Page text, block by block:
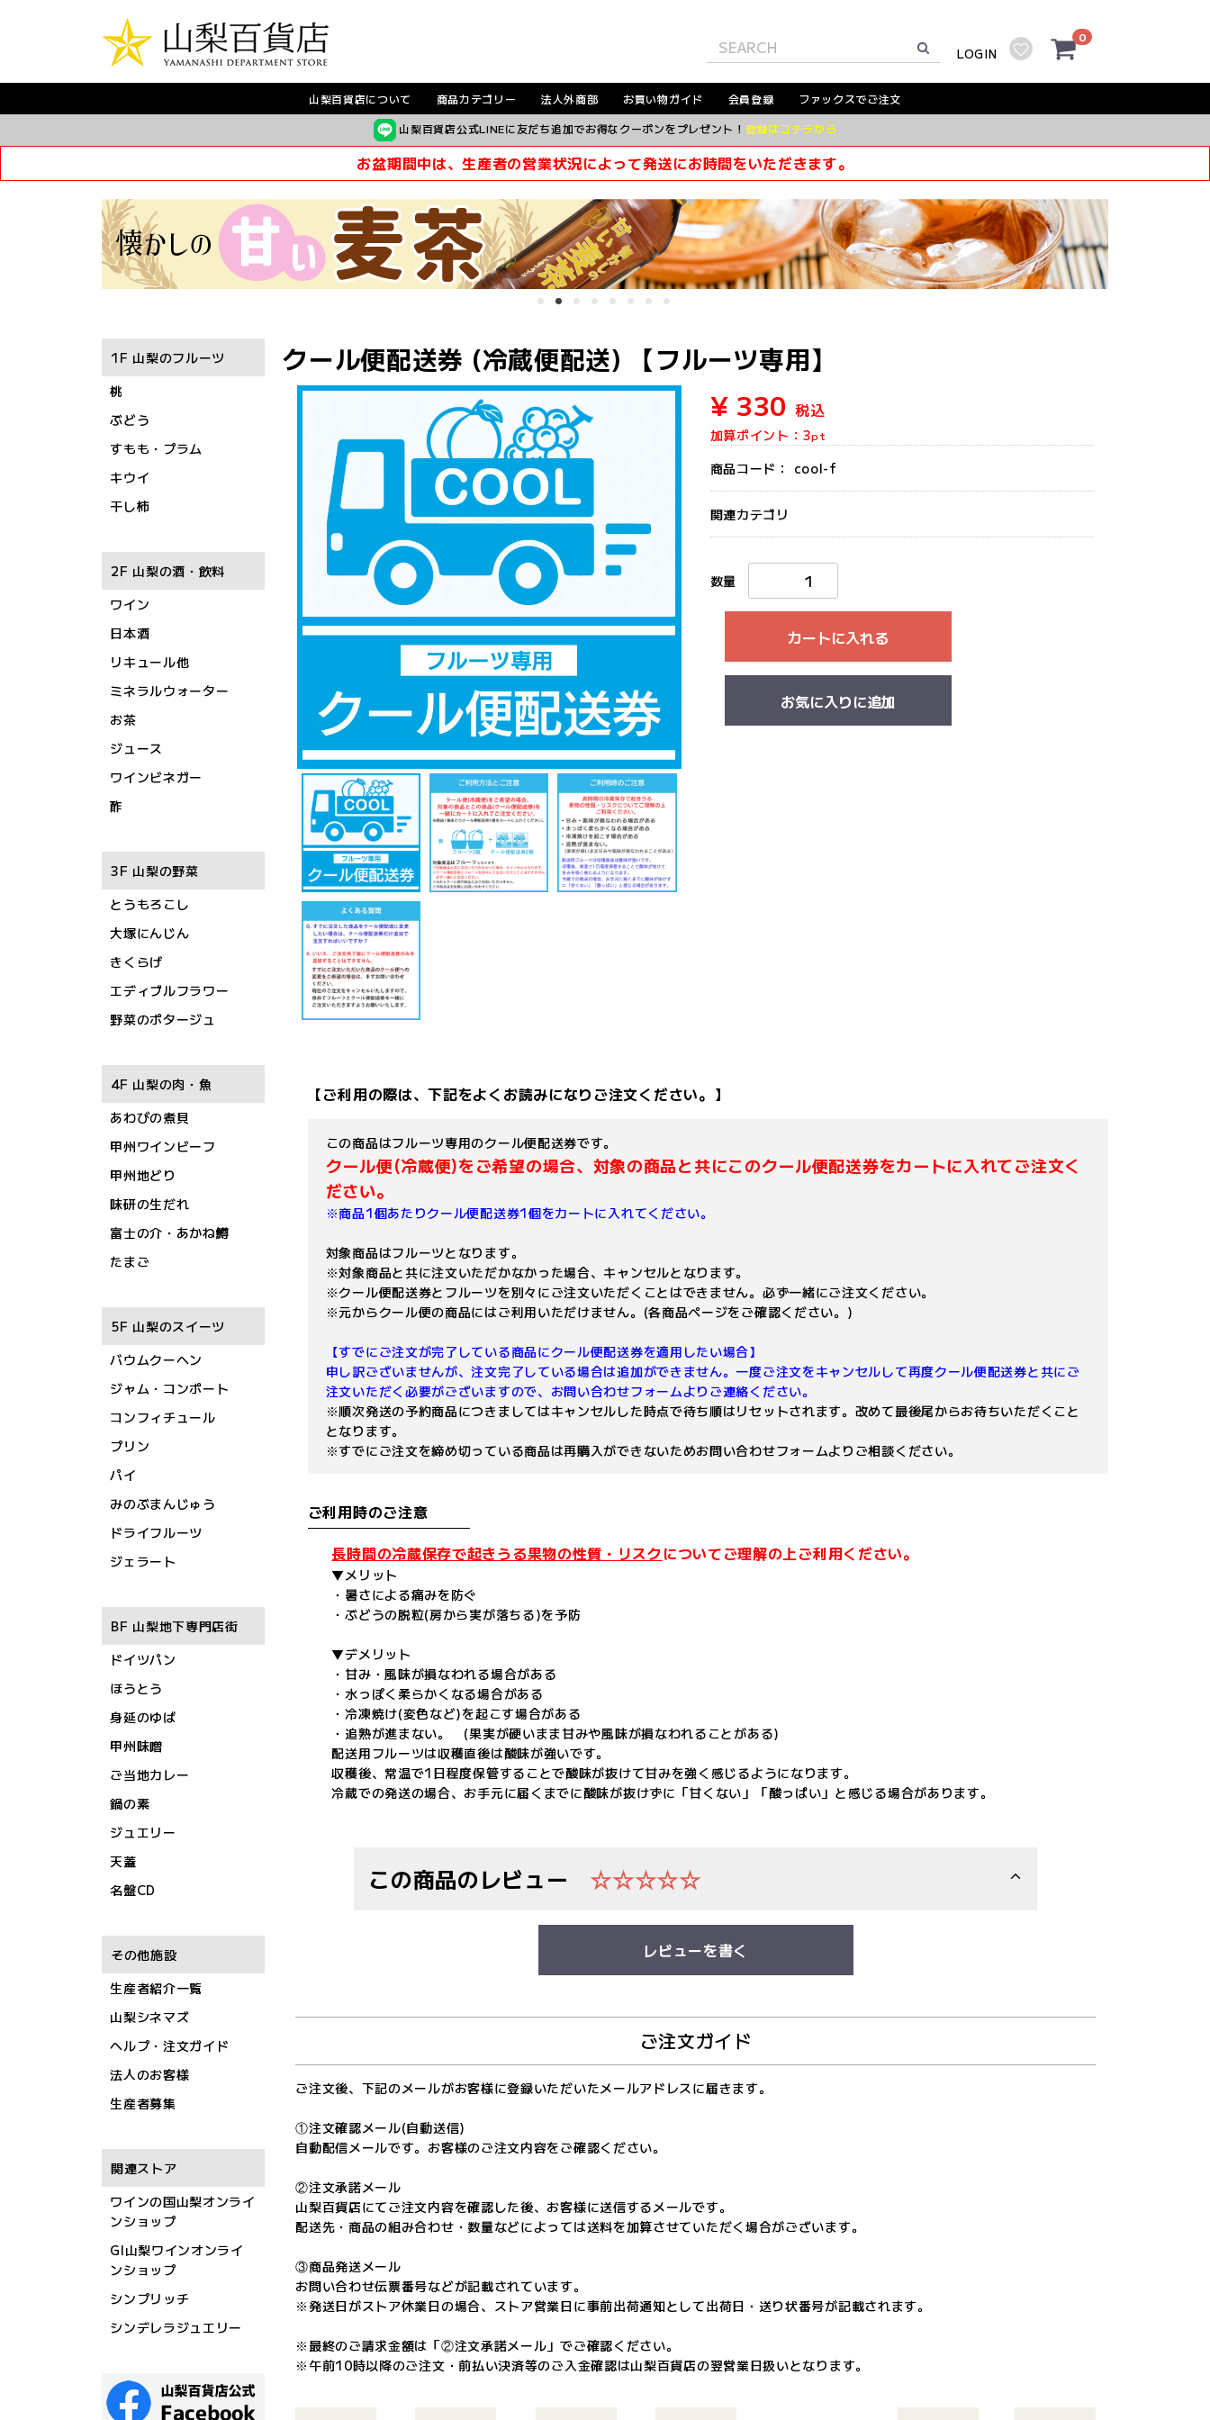
LOGIN
0
山梨百貨店について 商品カテゴリー 法人外商部 お買い物ガイド 会員登録
ファックスでご注文
山梨百貨店公式LINEに友だち追加でお得なクーポンをプレゼント！ 登録はコチラから
お盆期間中は、生産者の営業状況によって発送にお時間をいただきます。
1F 山梨のフルーツ
桃
ぶどう
すもも・プラム
キウイ
干し柿
2F 山梨の酒・飲料
ワイン
日本酒
リキュール他
ミネラルウォーター
お茶
ジュース
ワインビネガー
酢
3F 山梨の野菜
とうもろこし
大塚にんじん
きくらげ
エディブルフラワー
野菜のポタージュ
4F 山梨の肉・魚
あわびの煮貝
甲州ワインビーフ
甲州地どり
味研の生だれ
富士の介・あかね鱒
たまご
5F 山梨のスイーツ
バウムクーヘン
ジャム・コンポート
コンフィチュール
プリン
パイ
みのぶまんじゅう
ドライフルーツ
ジェラート
BF 山梨地下専門店街
ドイツパン
ほうとう
身延のゆば
甲州味噌
ご当地カレー
鍋の素
ジュエリー
天蓋
名盤CD
その他施設
生産者紹介一覧
山梨シネマズ
ヘルプ・注文ガイド
法人のお客様
生産者募集
関連ストア
ワインの国山梨オンライ
ンショップ
GI山梨ワインオンライ
ンショップ
シンプリッチ
シンデレラジュエリー
クール便配送券 (冷蔵便配送) 【フルーツ専用】
¥ 330 税込
加算ポイント： 3pt
商品コード： cool-f
関連カテゴリ
数量
カートに入れる
お気に入りに追加
【ご利用の際は、下記をよくお読みになりご注文ください。】
この商品はフルーツ専用のクール便配送券です。
クール便(冷蔵便)をご希望の場合、対象の商品と共にこのクール便配送券をカートに入れてご注文く
ださい。
※商品1個あたりクール便配送券1個をカートに入れてください。
対象商品はフルーツとなります。
※対象商品と共に注文いただかなかった場合、キャンセルとなります。
※クール便配送券とフルーツを別々にご注文いただくことはできません。必ず一緒にご注文ください。
※元からクール便の商品にはご利用いただけません。(各商品ページをご確認ください。)
【すでにご注文が完了している商品にクール便配送券を適用したい場合】
申し訳ございませんが、注文完了している場合は追加ができません。一度ご注文をキャンセルして再度クール便配送券と共にご
注文いただく必要がございますので、お問い合わせフォームよりご連絡ください。
※順次発送の予約商品につきましてはキャンセルした時点で待ち順はリセットされます。改めて最後尾からお待ちいただくこと
となります。
※すでにご注文を締め切っている商品は再購入ができないためお問い合わせフォームよりご相談ください。
ご利用時のご注意
長時間の冷蔵保存で起きうる果物の性質・リスクについてご理解の上ご利用ください。
▼メリット
・暑さによる痛みを防ぐ
・ぶどうの脱粒(房から実が落ちる)を予防
▼デメリット
・甘み・風味が損なわれる場合がある
・水っぽく柔らかくなる場合がある
・冷凍焼け(変色など)を起こす場合がある
・追熟が進まない。 (果実が硬いまま甘みや風味が損なわれることがある)
配送用フルーツは収穫直後は酸味が強いです。
収穫後、常温で1日程度保管することで酸味が抜けて甘みを強く感じるようになります。
冷蔵での発送の場合、お手元に届くまでに酸味が抜けずに「甘くない」「酸っぱい」と感じる場合があります。
この商品のレビュー ☆☆☆☆☆
レビューを書く
ご注文ガイド
ご注文後、下記のメールがお客様に登録いただいたメールアドレスに届きます。
①注文確認メール(自動送信)
自動配信メールです。お客様のご注文内容をご確認ください。
②注文承諾メール
山梨百貨店にてご注文内容を確認した後、お客様に送信するメールです。
配送先・商品の組み合わせ・数量などによっては送料を加算させていただく場合がございます。
③商品発送メール
お問い合わせ伝票番号などが記載されています。
※発送日がストア休業日の場合、ストア営業日に事前出荷通知として出荷日・送り状番号が記載されます。
※最終のご請求金額は「②注文承諾メール」でご確認ください。
※午前10時以降のご注文・前払い決済等のご入金確認は山梨百貨店の翌営業日扱いとなります。